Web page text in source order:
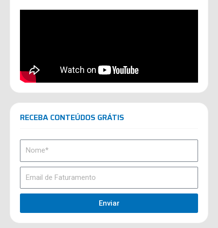
RECEBA CONTEÚDOS GRÁTIS
Enviar